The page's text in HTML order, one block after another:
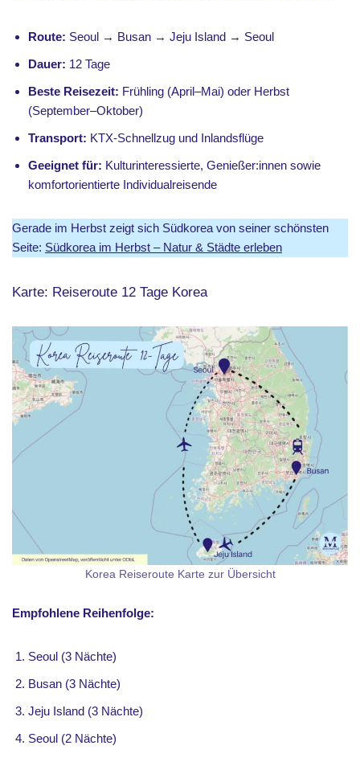
Route: Seoul → Busan → Jeju Island → Seoul
Dauer: 12 Tage
Beste Reisezeit: Frühling (April–Mai) oder Herbst
(September–Oktober)
Transport: KTX-Schnellzug und Inlandsflüge
Geeignet für: Kulturinteressierte, Genießer:innen sowie
komfortorientierte Individualreisende
Gerade im Herbst zeigt sich Südkorea von seiner schönsten
Seite: Südkorea im Herbst – Natur & Städte erleben
Karte: Reiseroute 12 Tage Korea
Korea Reiseroute Karte zur Übersicht
Empfohlene Reihenfolge:
Seoul (3 Nächte)
Busan (3 Nächte)
Jeju Island (3 Nächte)
Seoul (2 Nächte)